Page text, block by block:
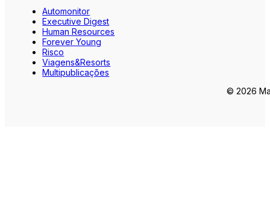
Automonitor
Executive Digest
Human Resources
Forever Young
Risco
Viagens&Resorts
Multipublicações
© 2026